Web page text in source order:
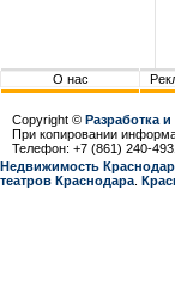
О нас
Copyright © Разработка
При копировании
Телефон: +7 (861) 240-
Недвижимость
театров Краснодара